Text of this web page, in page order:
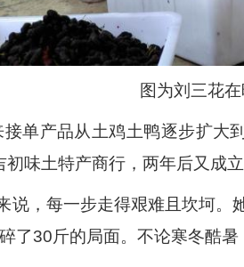
图为刘三花
单产品从土鸡土鸭逐步扩大
味土特产商行，两年后又成
说，每一步走得艰难且坎坷。
了30斤的局面。不论寒冬酷暑